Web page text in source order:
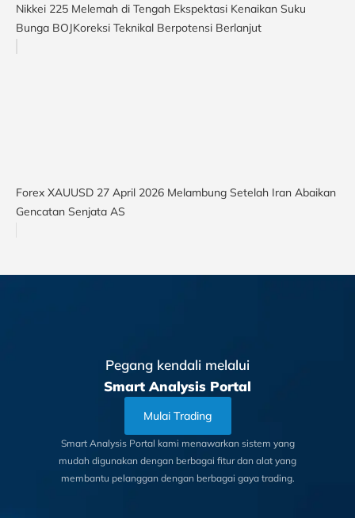
Nikkei 225 Melemah di Tengah Ekspektasi Kenaikan Suku
Bunga BOJKoreksi Teknikal Berpotensi Berlanjut
Forex XAUUSD 27 April 2026 Melambung Setelah Iran Abaikan
Gencatan Senjata AS
Pegang kendali melalui
Smart Analysis Portal
Mulai Trading
Smart Analysis Portal kami menawarkan sistem yang
mudah digunakan dengan berbagai fitur dan alat yang
membantu pelanggan dengan berbagai gaya trading.